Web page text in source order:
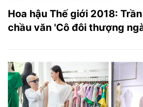
Hoa hậu Thế giới 2018:
chầu văn 'Cô đôi thượng